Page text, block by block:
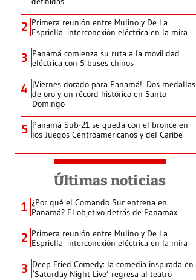
2 Primera reunión entre Mulino y De La
Espriella: interconexión eléctrica en la mira
3 Panamá comienza su ruta a la movilidad
eléctrica con 5 buses chinos
4 ¡Viernes dorado para Panamá!: Dos medallas
de oro y un récord histórico en Santo
Domingo
5 Panamá Sub-21 se queda con el bronce en
los Juegos Centroamericanos y del Caribe
Últimas noticias
1 ¿Por qué el Comando Sur entrena en
Panamá? El objetivo detrás de Panamax
2 Primera reunión entre Mulino y De La
Espriella: interconexión eléctrica en la mira
3 Deep Fried Comedy: la comedia inspirada en
‘Saturday Night Live’ regresa al teatro